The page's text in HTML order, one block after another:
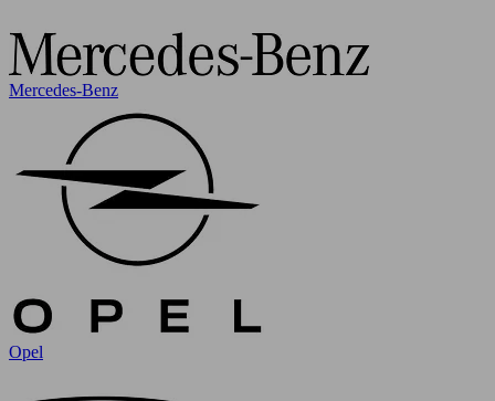
Mercedes-Benz
Opel